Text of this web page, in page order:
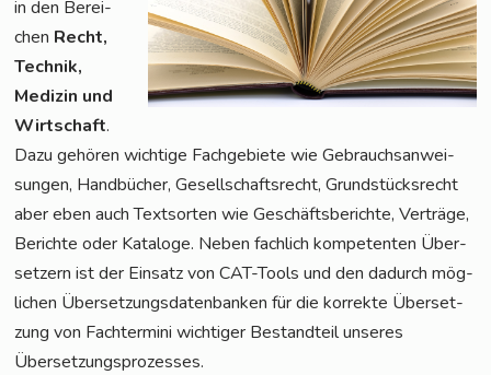
in den Berei­
chen Recht,
Tech­nik,
Medi­zin und
Wirt­schaft.
Dazu gehö­ren wich­ti­ge Fach­ge­bie­te wie Gebrauchs­an­wei­
sun­gen, Hand­bü­cher, Gesell­schafts­recht, Grund­stücks­recht
aber eben auch Text­sor­ten wie Geschäfts­be­rich­te, Ver­trä­ge,
Berich­te oder Kata­lo­ge. Neben fach­lich kom­pe­ten­ten Über­
set­zern ist der Ein­satz von CAT-Tools und den dadurch mög­
li­chen Über­set­zungs­da­ten­ban­ken für die kor­rek­te Über­set­
zung von Fach­ter­mi­ni wich­ti­ger Bestand­teil unse­res
Übersetzungsprozesses.